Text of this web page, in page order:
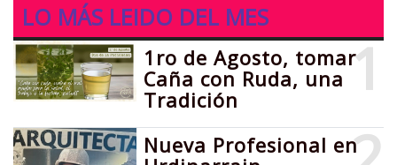
LO MÁS LEIDO DEL MES
1
1ro de Agosto, tomar
Caña con Ruda, una
Tradición
Nueva Profesional en